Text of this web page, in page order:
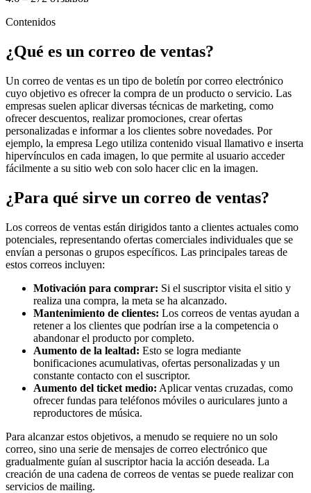
Contenidos
¿Qué es un correo de ventas?
Un correo de ventas es un tipo de boletín por correo electrónico
cuyo objetivo es ofrecer la compra de un producto o servicio. Las
empresas suelen aplicar diversas técnicas de marketing, como
ofrecer descuentos, realizar promociones, crear ofertas
personalizadas e informar a los clientes sobre novedades. Por
ejemplo, la empresa Lego utiliza contenido visual llamativo e inserta
hipervínculos en cada imagen, lo que permite al usuario acceder
fácilmente a su sitio web con solo hacer clic en la imagen.
¿Para qué sirve un correo de ventas?
Los correos de ventas están dirigidos tanto a clientes actuales como
potenciales, representando ofertas comerciales individuales que se
envían a personas o grupos específicos. Las principales tareas de
estos correos incluyen:
Motivación para comprar: Si el suscriptor visita el sitio y
realiza una compra, la meta se ha alcanzado.
Mantenimiento de clientes: Los correos de ventas ayudan a
retener a los clientes que podrían irse a la competencia o
abandonar el producto por completo.
Aumento de la lealtad: Esto se logra mediante
bonificaciones acumulativas, ofertas personalizadas y un
constante contacto con el suscriptor.
Aumento del ticket medio: Aplicar ventas cruzadas, como
ofrecer fundas para teléfonos móviles o auriculares junto a
reproductores de música.
Para alcanzar estos objetivos, a menudo se requiere no un solo
correo, sino una serie de mensajes de correo electrónico que
gradualmente guían al suscriptor hacia la acción deseada. La
creación de una cadena de correos de ventas se puede realizar con
servicios de mailing.